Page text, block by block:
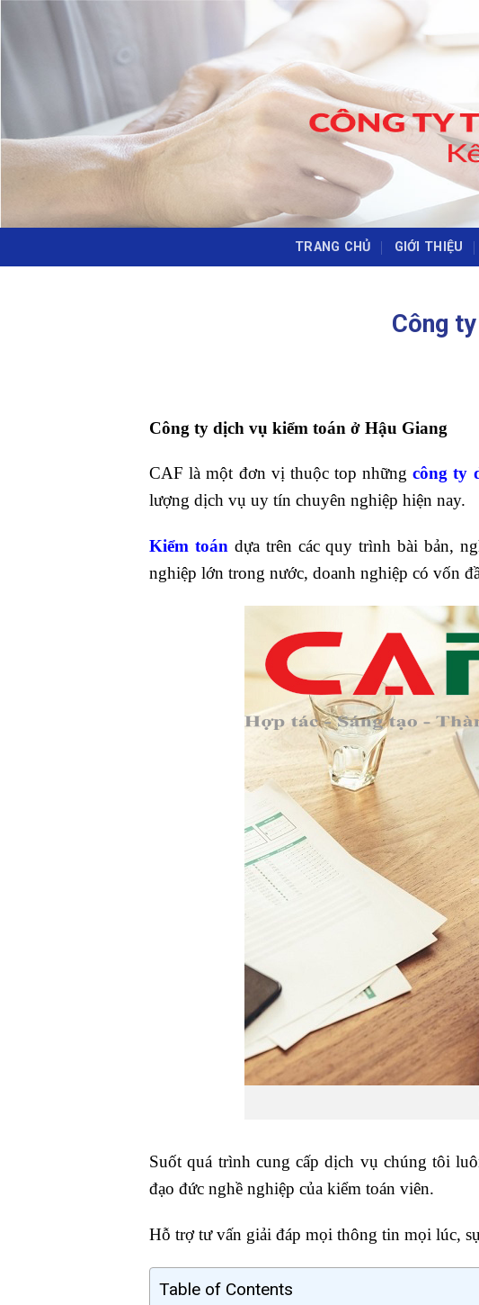
TRANG CHỦ GIỚI THIỆU
Công
Công ty dịch vụ kiểm toán ở Hậu Giang
CAF là một đơn vị thuộc top nhữngcông ty
lượng dịch vụ uy tín chuyên nghiệp hiện nay.
Kiểm toán dựa trên các quy trình bài bản,
nghiệp lớn trong nước, doanh nghiệp có vốn
Suốt quá trình cung cấp dịch vụ chúng tôi
đạo đức nghề nghiệp của kiểm toán viên.
Hỗ trợ tư vấn giải đáp mọi thông tin mọi lúc,
Table of Contents